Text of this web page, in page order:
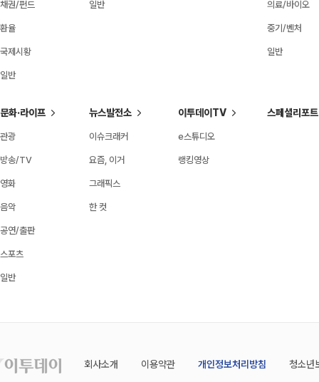
채권/펀드
환율
국제시황
일반
일반 의료/바이오
중기/벤처
일반
문화·라이프
관광
방송/TV
영화
음악
공연/출판
스포츠
일반
뉴스발전소
이슈크래커
요즘, 이거
그래픽스
한 컷
이투데이TV
e스튜디오
랭킹영상
스페셜리포트
회사소개 이용약관 개인정보처리방침 청소년